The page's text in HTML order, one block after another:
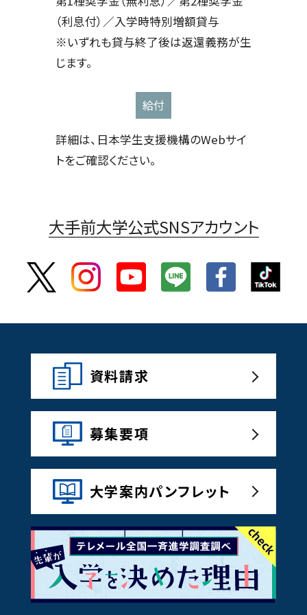
（利息付）／入学時特別増額貸与
※いずれも貸与終了後は返還義務が生
じます。
給付
詳細は、日本学生支援機構のWebサイ
トをご確認ください。
大手前大学公式SNSアカウント
資料請求
募集要項
大学案内パンフレット